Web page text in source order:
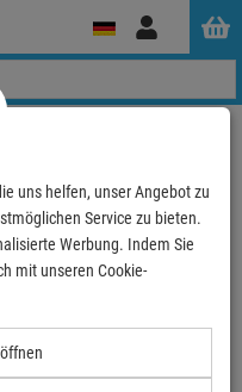
Anmelden
85cm
uns helfen, unser Angebot zu
Service zu bieten.
Werbung. Indem Sie
mit unseren Cookie-